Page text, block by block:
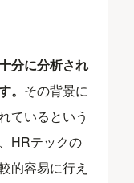
分に分析され
。 その背景に
ているという
HRテックの
的容易に行え